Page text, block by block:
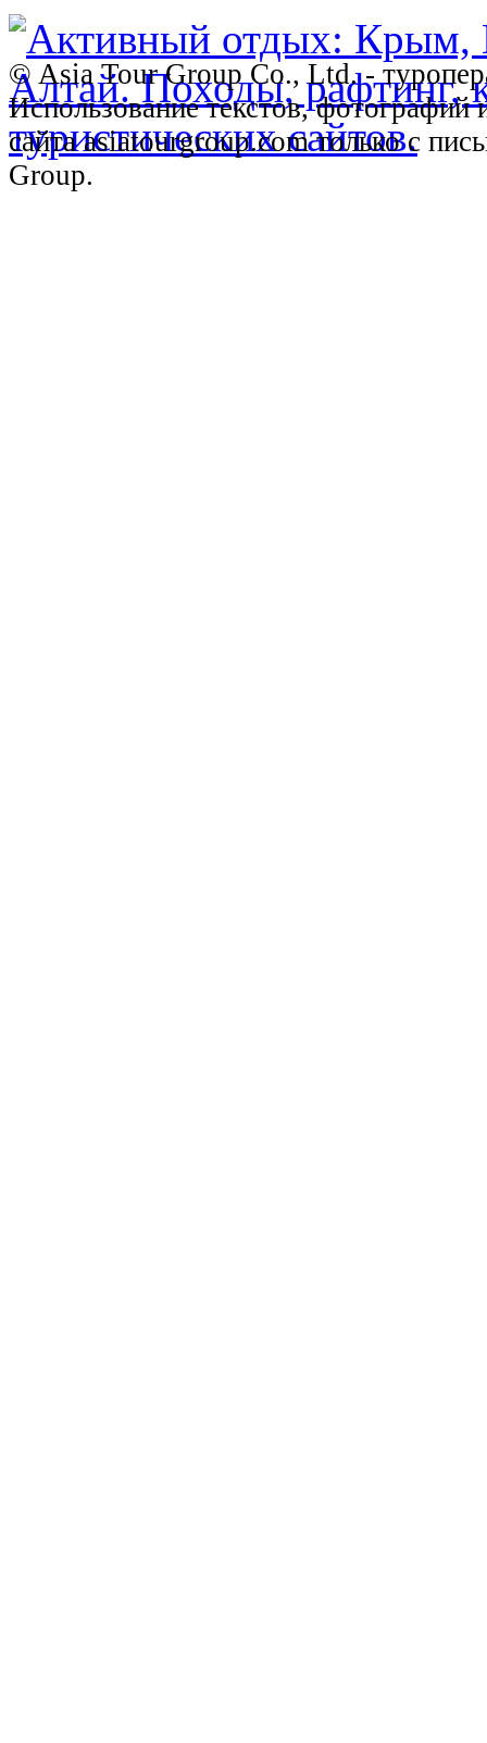
© Asia Tour Group Co., Ltd. -
Использование текстов,
сайта asiatourgroup.com только с
Group.